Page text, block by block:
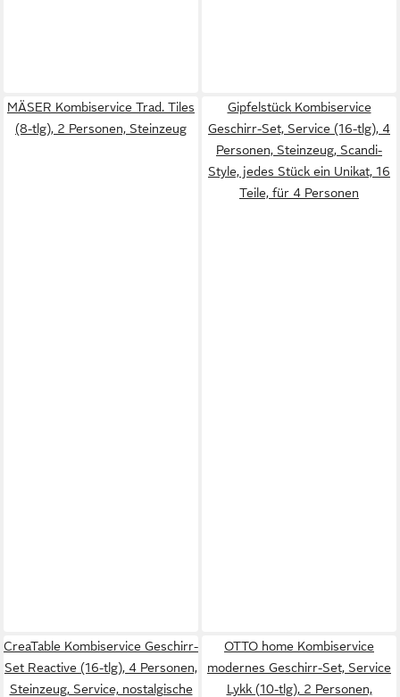
MÄSER Kombiservice Trad. Tiles
(8-tlg), 2 Personen, Steinzeug
Gipfelstück Kombiservice
Geschirr-Set, Service (16-tlg), 4
Personen, Steinzeug, Scandi-
Style, jedes Stück ein Unikat, 16
Teile, für 4 Personen
CreaTable Kombiservice Geschirr-
Set Reactive (16-tlg), 4 Personen,
Steinzeug, Service, nostalgische
OTTO home Kombiservice
modernes Geschirr-Set, Service
Lykk (10-tlg), 2 Personen,